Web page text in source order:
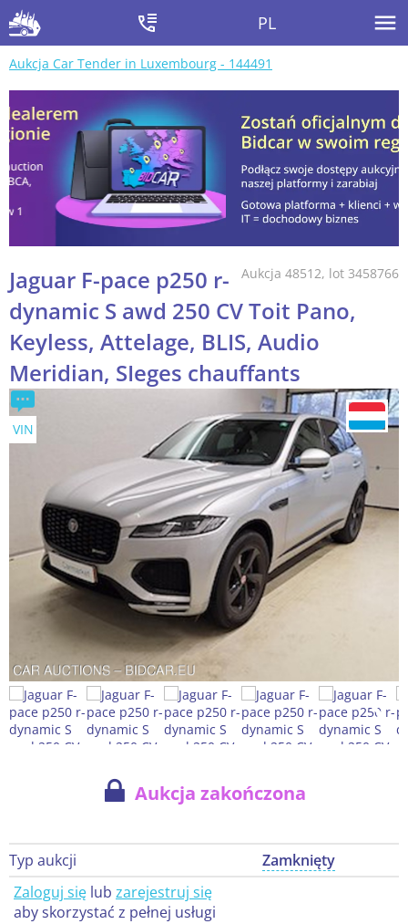
PL
Aukcja Car Tender in Luxembourg - 144491
Aukcja 48512, lot 3458766
Jaguar F-pace p250 r-
dynamic S awd 250 CV Toit Pano,
Keyless, Attelage, BLIS, Audio
Meridian, SIeges chauffants
VIN
Aukcja zakończona
Typ aukcji
Zamknięty
Zaloguj się lub zarejestruj się
aby skorzystać z pełnej usługi